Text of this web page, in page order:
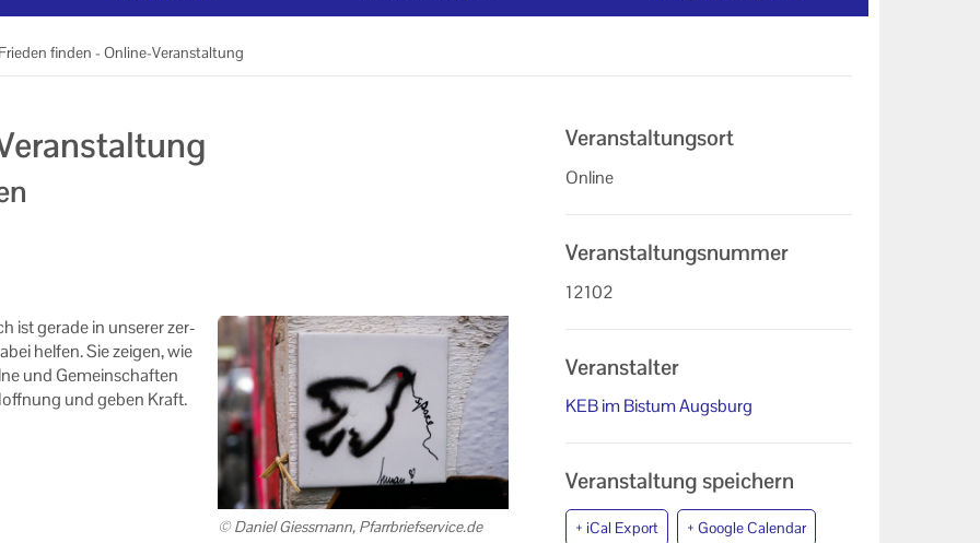
Frieden finden - Online-Veranstaltung
© Da­ni­el Giess­mann, Pfarr­brief­ser­vice.de
ist ge­ra­de in un­se­rer zer­
hel­fen. Sie zei­gen, wie
und Ge­mein­schaf­ten
und geben Kraft.
Veranstaltungsort
Online
Veranstaltungsnummer
12102
Veranstalter
KEB im Bistum Augsburg
Veranstaltung speichern
+ iCal Export + Google Calendar